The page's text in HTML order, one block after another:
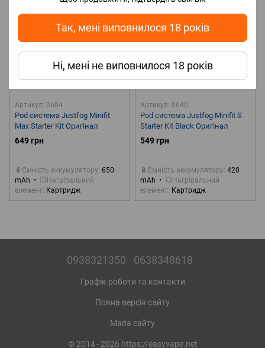
Так, мені виповнилося 18 років
Ні, мені не виповнилося 18 років
Артикул: 0604
Pod система Justfog Minifit
Max Starter Kit Оригінал
649 грн
🔋Ємність аккумулятору 650
mAh
💥Нагрівальний
елемент Картридж
Артикул: 0640
Pod система Justfog Minifit S
Starter Kit Black Оригінал
549 грн
🔋Ємність аккумулятору 420
mAh
💥Нагрівальний
елемент Картридж
0938321350 0638348618
Графік роботи та контакти
Повна версія сайту
Мапа сайту
© 2014–2026 https://easyvape.net